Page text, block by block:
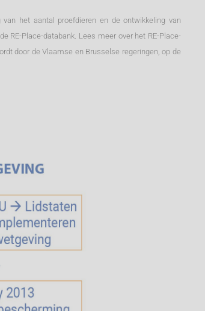
het aantal proefdieren en de ontwikkeling van
RE-Place-databank. Lees meer over het RE-Place-
door de Vlaamse en Brusselse regeringen, op de